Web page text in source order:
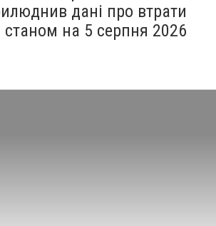
дані про втрати
на 5 серпня 2026